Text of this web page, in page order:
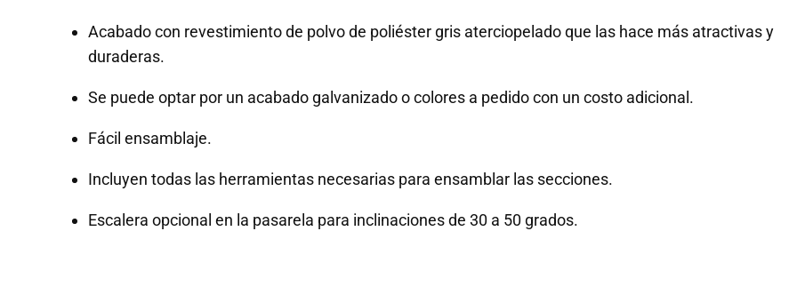
Acabado con revestimiento de polvo de poliéster gris aterciopelado que las hace más atractivas y
duraderas.
Se puede optar por un acabado galvanizado o colores a pedido con un costo adicional.
Fácil ensamblaje.
Incluyen todas las herramientas necesarias para ensamblar las secciones.
Escalera opcional en la pasarela para inclinaciones de 30 a 50 grados.